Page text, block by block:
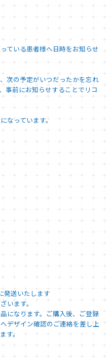
ている患者様へ日時をお知らせ
次の予定がいつだったかを忘れ
事前にお知らせすることでリコ
なっています。
発送いたします
います。
になります。ご購入後、ご登録
デザイン確認のご連絡を差し上
す。